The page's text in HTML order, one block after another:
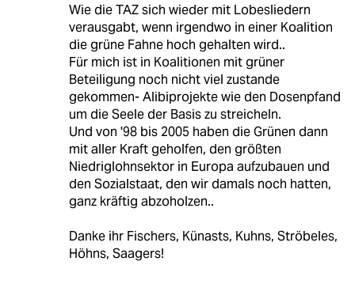
Wie die TAZ sich wieder mit Lobesliedern
verausgabt, wenn irgendwo in einer Koalition
die grüne Fahne hoch gehalten wird..
Für mich ist in Koalitionen mit grüner
Beteiligung noch nicht viel zustande
gekommen- Alibiprojekte wie den Dosenpfand
um die Seele der Basis zu streicheln.
Und von '98 bis 2005 haben die Grünen dann
mit aller Kraft geholfen, den größten
Niedriglohnsektor in Europa aufzubauen und
den Sozialstaat, den wir damals noch hatten,
ganz kräftig abzoholzen..
Danke ihr Fischers, Künasts, Kuhns, Ströbeles,
Höhns, Saagers!